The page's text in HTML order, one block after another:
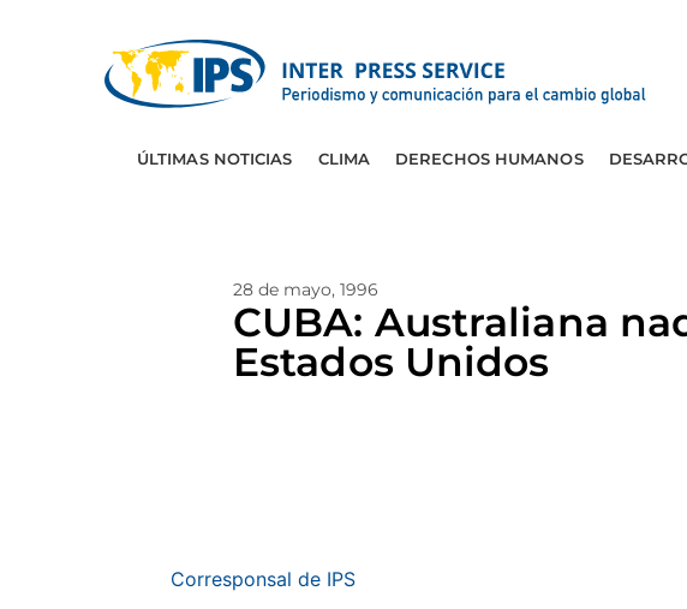
ÚLTIMAS NOTICIAS CLIMA DERECHOS HUMANOS
28 de mayo, 1996
CUBA: Australiana
Estados Unidos
Corresponsal de IPS